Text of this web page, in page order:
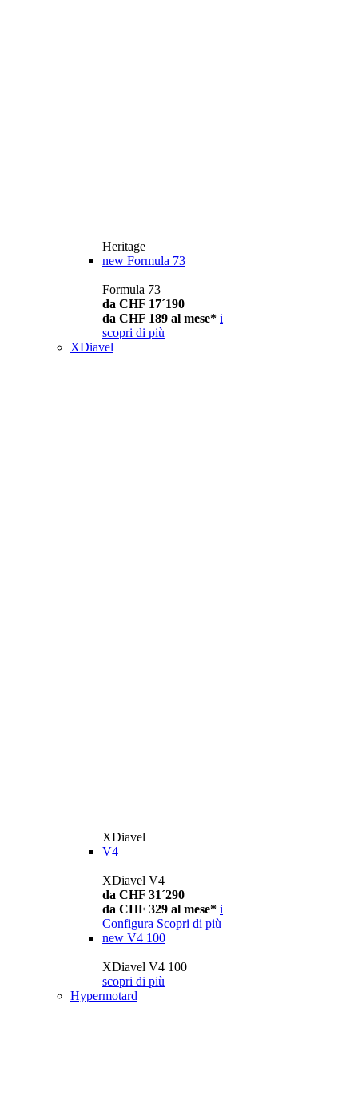
Heritage
new Formula 73
Formula 73
da CHF 17´190
da CHF 189 al mese* i
scopri di più
XDiavel
XDiavel
V4
XDiavel V4
da CHF 31´290
da CHF 329 al mese* i
Configura Scopri di più
new V4 100
XDiavel V4 100
scopri di più
Hypermotard